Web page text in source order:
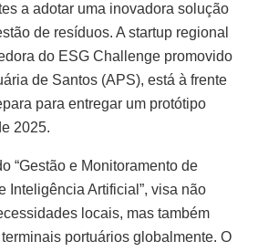
a adotar uma inovadora solução
de resíduos. A startup regional
do ESG Challenge promovido
de Santos (APS), está à frente
para entregar um protótipo
2025.
“Gestão e Monitoramento de
Inteligência Artificial”, visa não
locais, mas também
portuários globalmente. O